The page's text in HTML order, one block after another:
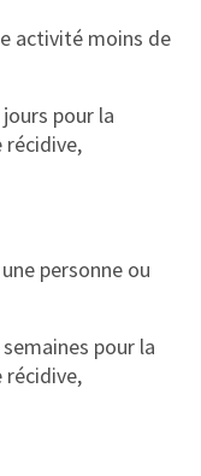
activité moins de
pour la
récidive,
personne ou
pour la
récidive,